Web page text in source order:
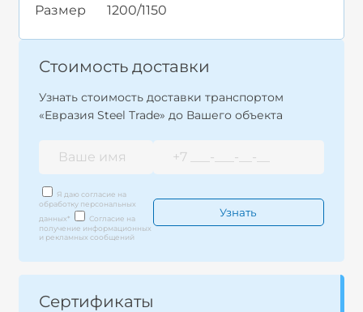
Размер
1200/1150
Стоимость доставки
Узнать стоимость доставки транспортом
«Евразия Steel Trade» до Вашего объекта
Я даю согласие на
обработку персональных
данных*
Согласие на
получение информационных
и рекламных сообщений
Сертификаты